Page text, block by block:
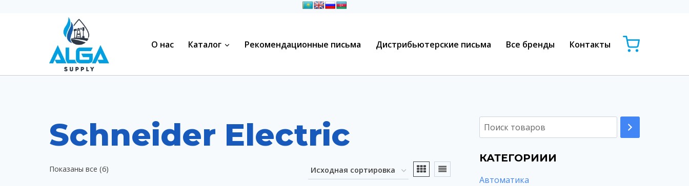
О нас Каталог Рекомендационные письма Дистрибьютерские письма Все бренды Контакты
Schneider Electric
Показаны все (6)
КАТЕГОРИИИ
Автоматика